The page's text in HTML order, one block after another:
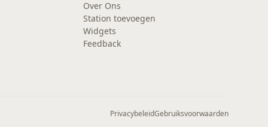
Over Ons
Station toevoegen
Widgets
Feedback
PrivacybeleidGebruiksvoorwaarden